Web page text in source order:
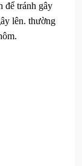
để tránh gây
lên. thường